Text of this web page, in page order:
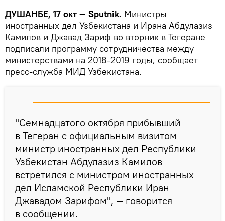
ДУШАНБЕ, 17 окт — Sputnik. Министры
иностранных дел Узбекистана и Ирана Абдулазиз
Камилов и Джавад Зариф во вторник в Тегеране
подписали программу сотрудничества между
министерствами на 2018-2019 годы, сообщает
пресс-служба МИД Узбекистана.
"Семнадцатого октября прибывший
в Тегеран с официальным визитом
министр иностранных дел Республики
Узбекистан Абдулазиз Камилов
встретился с министром иностранных
дел Исламской Республики Иран
Джавадом Зарифом", — говорится
в сообщении.